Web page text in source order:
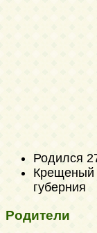
Родился
Крещеный
губерния
Родители